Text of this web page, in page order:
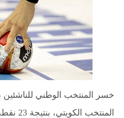
خسر المنتخب الوطني للناشئين